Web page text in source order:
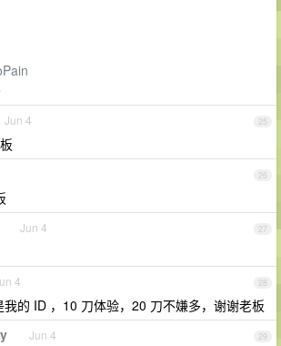
25
Jun 4
26
27
Jun 4
28
4
的 ID ，10 刀体验，20 刀不嫌多，谢谢老板
29
Jun 4